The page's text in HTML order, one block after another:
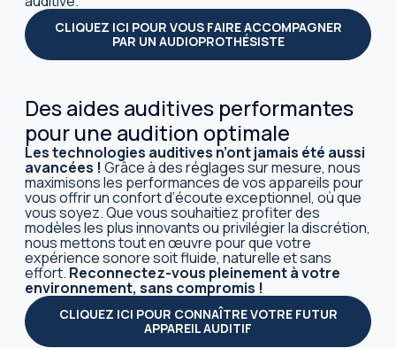
CLIQUEZ ICI POUR VOUS FAIRE ACCOMPAGNER
PAR UN AUDIOPROTHÉSISTE
Des aides auditives performantes
pour une audition optimale
Les technologies auditives n’ont jamais été aussi
avancées ! Grâce à des réglages sur mesure, nous
maximisons les performances de vos appareils pour
vous offrir un confort d’écoute exceptionnel, où que
vous soyez. Que vous souhaitiez profiter des
modèles les plus innovants ou privilégier la discrétion,
nous mettons tout en œuvre pour que votre
expérience sonore soit fluide, naturelle et sans
effort. Reconnectez-vous pleinement à votre
environnement, sans compromis !
CLIQUEZ ICI POUR CONNAÎTRE VOTRE FUTUR
APPAREIL AUDITIF